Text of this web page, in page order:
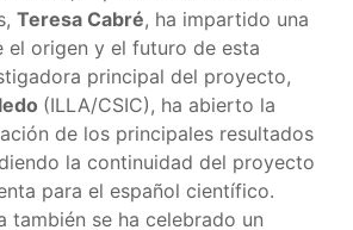
Teresa Cabré, ha impartido una
el origen y el futuro de esta
principal del proyecto,
(ILLA/CSIC), ha abierto la
de los principales resultados
la continuidad del proyecto
para el español científico.
también se ha celebrado un